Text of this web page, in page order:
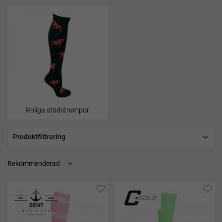
Billiga stödstrumpor – hög funktion
till rätt pris
billiga stödstrumpor behöver inte innebära sämre
kvalitet. Genom effektiva inköp, stort eget lager och snabba
flöden kan vi erbjuda stödstrumpor med bra passform och
funktion tillmycket konkurrenskraftiga priser
Billiga stödstrumpor är ett populärt val för:
Träning och återhämtning
Med låga priser blir det också enklare att ha flera par i
Stödstrumpor för arbete och
vardag
Roliga stödstrumpor
Produktfiltrering